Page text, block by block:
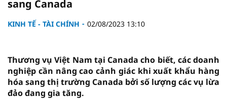
sang Canada
KINH TẾ - TÀI CHÍNH 02/08/2023 13:10
Thương vụ Việt Nam tại Canada cho biết, các doanh
nghiệp cần nâng cao cảnh giác khi xuất khẩu hàng
hóa sang thị trường Canada bởi số lượng các vụ lừa
đảo đang gia tăng.